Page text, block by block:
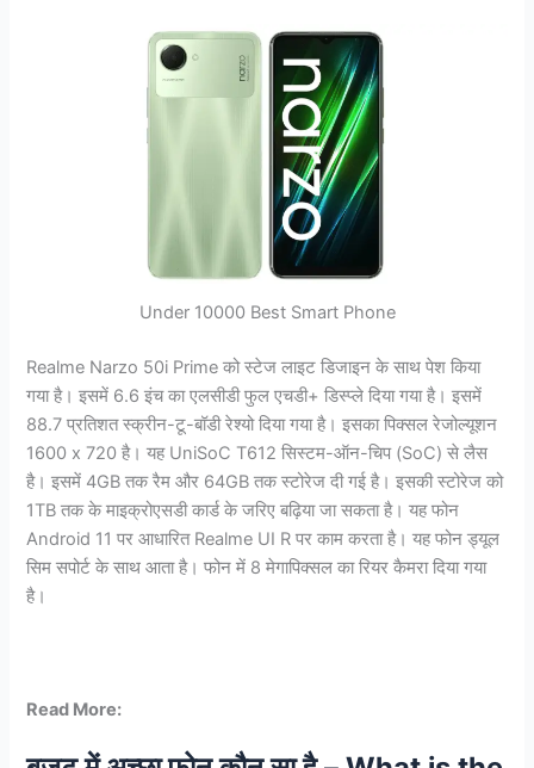
Under 10000 Best Smart Phone
Realme Narzo 50i Prime को स्टेज लाइट डिजाइन के साथ पेश किया
गया है। इसमें 6.6 इंच का एलसीडी फुल एचडी+ डिस्प्ले दिया गया है। इसमें
88.7 प्रतिशत स्क्रीन-टू-बॉडी रेश्यो दिया गया है। इसका पिक्सल रेजोल्यूशन
1600 x 720 है। यह UniSoC T612 सिस्टम-ऑन-चिप (SoC) से लैस
है। इसमें 4GB तक रैम और 64GB तक स्टोरेज दी गई है। इसकी स्टोरेज को
1TB तक के माइक्रोएसडी कार्ड के जरिए बढ़िया जा सकता है। यह फोन
Android 11 पर आधारित Realme UI R पर काम करता है। यह फोन ड्यूल
सिम सपोर्ट के साथ आता है। फोन में 8 मेगापिक्सल का रियर कैमरा दिया गया
है।
Read More: